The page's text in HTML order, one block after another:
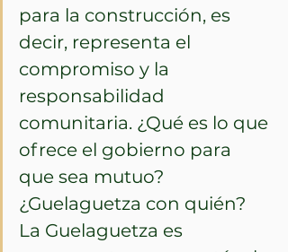
para la construcción, es
decir, representa el
compromiso y la
responsabilidad
comunitaria. ¿Qué es lo que
ofrece el gobierno para
que sea mutuo?
¿Guelaguetza con quién?
La Guelaguetza es